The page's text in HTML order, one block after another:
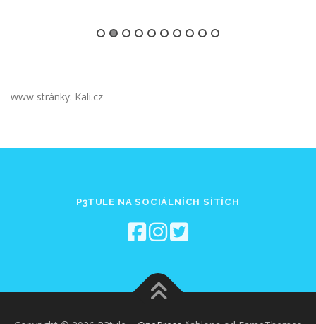
www stránky: Kali.cz
P3TULE NA SOCIÁLNÍCH SÍTÍCH